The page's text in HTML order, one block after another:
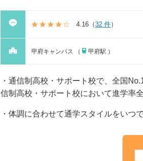
4.16 （32 件）
甲府キャンパス （ 甲府駅 ）
通信制高校・サポート校で、全国
信制⾼校・サポート校において進学率
体調に合わせて通学スタイルをいつ